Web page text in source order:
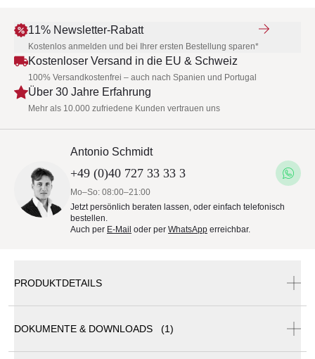
11% Newsletter-Rabatt
Kostenlos anmelden und bei Ihrer ersten Bestellung sparen*
Kostenloser Versand in die EU & Schweiz
100% Versandkostenfrei – auch nach Spanien und Portugal
Über 30 Jahre Erfahrung
Mehr als 10.000 zufriedene Kunden vertrauen uns
Antonio Schmidt
+49 (0)40 727 33 33 3
Mo–So: 08:00–21:00
Jetzt persönlich beraten lassen, oder einfach telefonisch
bestellen.
Auch per E-Mail oder per WhatsApp erreichbar.
PRODUKTDETAILS
DOKUMENTE & DOWNLOADS (1)